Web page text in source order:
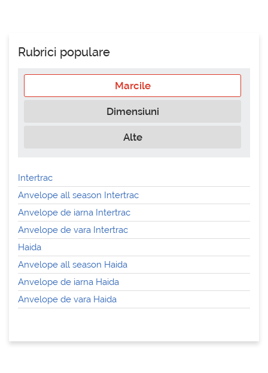
Rubrici populare
Marcile
Dimensiuni
Alte
Intertrac
Anvelope all season Intertrac
Anvelope de iarna Intertrac
Anvelope de vara Intertrac
Haida
Anvelope all season Haida
Anvelope de iarna Haida
Anvelope de vara Haida